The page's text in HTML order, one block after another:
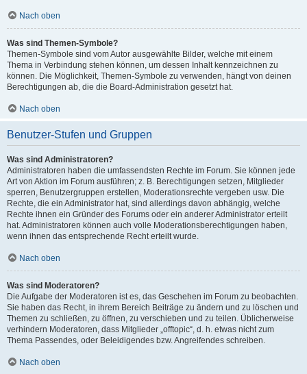
Nach oben
Was sind Themen-Symbole?
Themen-Symbole sind vom Autor ausgewählte Bilder, welche mit einem
Thema in Verbindung stehen können, um dessen Inhalt kennzeichnen zu
können. Die Möglichkeit, Themen-Symbole zu verwenden, hängt von deinen
Berechtigungen ab, die die Board-Administration gesetzt hat.
Nach oben
Benutzer-Stufen und Gruppen
Was sind Administratoren?
Administratoren haben die umfassendsten Rechte im Forum. Sie können jede
Art von Aktion im Forum ausführen; z. B. Berechtigungen setzen, Mitglieder
sperren, Benutzergruppen erstellen, Moderationsrechte vergeben usw. Die
Rechte, die ein Administrator hat, sind allerdings davon abhängig, welche
Rechte ihnen ein Gründer des Forums oder ein anderer Administrator erteilt
hat. Administratoren können auch volle Moderationsberechtigungen haben,
wenn ihnen das entsprechende Recht erteilt wurde.
Nach oben
Was sind Moderatoren?
Die Aufgabe der Moderatoren ist es, das Geschehen im Forum zu beobachten.
Sie haben das Recht, in ihrem Bereich Beiträge zu ändern und zu löschen und
Themen zu schließen, zu öffnen, zu verschieben und zu teilen. Üblicherweise
verhindern Moderatoren, dass Mitglieder „offtopic“, d. h. etwas nicht zum
Thema Passendes, oder Beleidigendes bzw. Angreifendes schreiben.
Nach oben